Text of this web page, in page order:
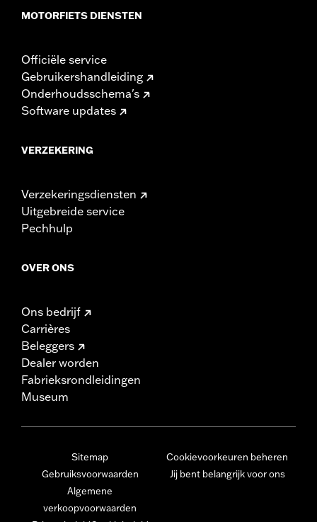
MOTORFIETS DIENSTEN
Officiële service
Gebruikershandleiding
Onderhoudsschema's
Software updates
VERZEKERING
Verzekeringsdiensten
Uitgebreide service
Pechhulp
OVER ONS
Ons bedrijf
Carrières
Beleggers
Dealer worden
Fabrieksrondleidingen
Museum
Sitemap
Gebruiksvoorwaarden
Algemene
verkoopvoorwaarden
Cookievoorkeuren beheren
Jij bent belangrijk voor ons